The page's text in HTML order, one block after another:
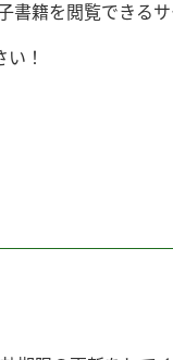
書籍を閲覧できるサ
！